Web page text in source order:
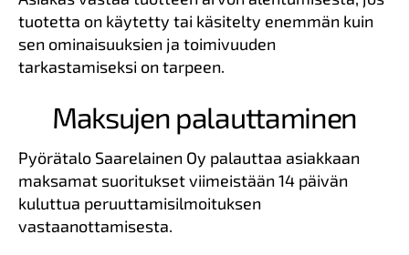
tuotetta on käytetty tai käsitelty enemmän kuin
sen ominaisuuksien ja toimivuuden
tarkastamiseksi on tarpeen.
Maksujen palauttaminen
Pyörätalo Saarelainen Oy palauttaa asiakkaan
maksamat suoritukset viimeistään 14 päivän
kuluttua peruuttamisilmoituksen
vastaanottamisesta.